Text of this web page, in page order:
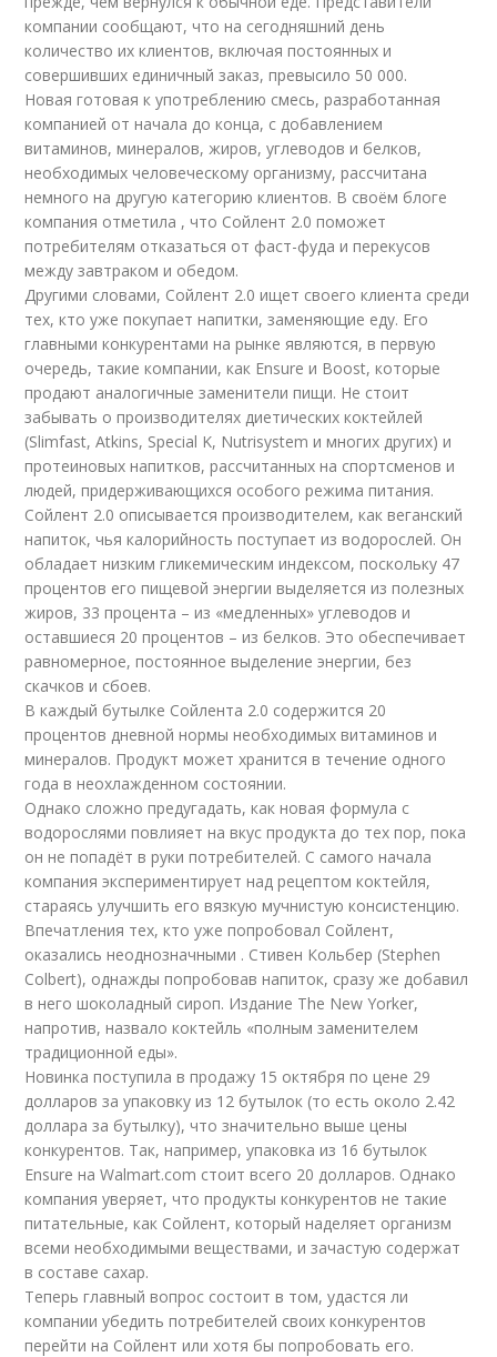
компании сообщают, что на сегодняшний день
количество их клиентов, включая постоянных и
совершивших единичный заказ, превысило 50 000.
Новая готовая к употреблению смесь, разработанная
компанией от начала до конца, с добавлением
витаминов, минералов, жиров, углеводов и белков,
необходимых человеческому организму, рассчитана
немного на другую категорию клиентов. В своём блоге
компания отметила , что Сойлент 2.0 поможет
потребителям отказаться от фаст-фуда и перекусов
между завтраком и обедом.
Другими словами, Сойлент 2.0 ищет своего клиента среди
тех, кто уже покупает напитки, заменяющие еду. Его
главными конкурентами на рынке являются, в первую
очередь, такие компании, как Ensure и Boost, которые
продают аналогичные заменители пищи. Не стоит
забывать о производителях диетических коктейлей
(Slimfast, Atkins, Special K, Nutrisystem и многих других) и
протеиновых напитков, рассчитанных на спортсменов и
людей, придерживающихся особого режима питания.
Сойлент 2.0 описывается производителем, как веганский
напиток, чья калорийность поступает из водорослей. Он
обладает низким гликемическим индексом, поскольку 47
процентов его пищевой энергии выделяется из полезных
жиров, 33 процента – из «медленных» углеводов и
оставшиеся 20 процентов – из белков. Это обеспечивает
равномерное, постоянное выделение энергии, без
скачков и сбоев.
В каждый бутылке Сойлента 2.0 содержится 20
процентов дневной нормы необходимых витаминов и
минералов. Продукт может хранится в течение одного
года в неохлажденном состоянии.
Однако сложно предугадать, как новая формула с
водорослями повлияет на вкус продукта до тех пор, пока
он не попадёт в руки потребителей. С самого начала
компания экспериментирует над рецептом коктейля,
стараясь улучшить его вязкую мучнистую консистенцию.
Впечатления тех, кто уже попробовал Сойлент,
оказались неоднозначными . Стивен Кольбер (Stephen
Colbert), однажды попробовав напиток, сразу же добавил
в него шоколадный сироп. Издание The New Yorker,
напротив, назвало коктейль «полным заменителем
традиционной еды».
Новинка поступила в продажу 15 октября по цене 29
долларов за упаковку из 12 бутылок (то есть около 2.42
доллара за бутылку), что значительно выше цены
конкурентов. Так, например, упаковка из 16 бутылок
Ensure на Walmart.com стоит всего 20 долларов. Однако
компания уверяет, что продукты конкурентов не такие
питательные, как Сойлент, который наделяет организм
всеми необходимыми веществами, и зачастую содержат
в составе сахар.
Теперь главный вопрос состоит в том, удастся ли
компании убедить потребителей своих конкурентов
перейти на Сойлент или хотя бы попробовать его.